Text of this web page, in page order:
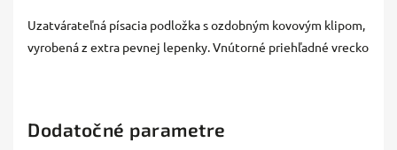
Uzatvárateľná písacia podložka s ozdobným kovovým klipom,
vyrobená z extra pevnej lepenky. Vnútorné priehľadné vrecko
Dodatočné parametre